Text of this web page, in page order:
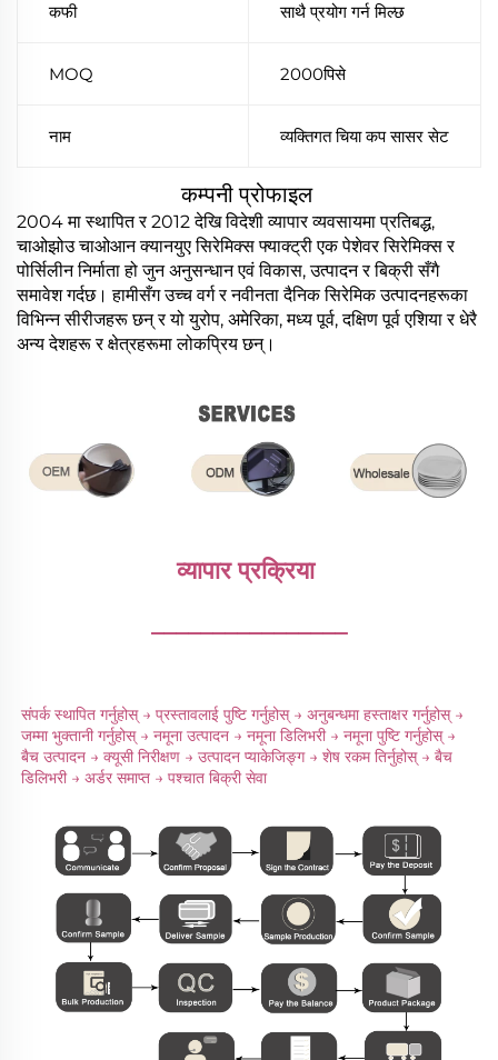
कफी साथै प्रयोग गर्न मिल्छ
MOQ 2000पिसे
नाम व्यक्तिगत चिया कप सासर सेट
कम्पनी प्रोफाइल
2004 मा स्थापित र 2012 देखि विदेशी व्यापार व्यवसायमा प्रतिबद्ध,
चाओझोउ चाओआन क्यानयुए सिरेमिक्स फ्याक्ट्री एक पेशेवर सिरेमिक्स र
पोर्सिलीन निर्माता हो जुन अनुसन्धान एवं विकास, उत्पादन र बिक्री सँगै
समावेश गर्दछ। हामीसँग उच्च वर्ग र नवीनता दैनिक सिरेमिक उत्पादनहरूका
विभिन्न सीरीजहरू छन् र यो युरोप, अमेरिका, मध्य पूर्व, दक्षिण पूर्व एशिया र धेरै
अन्य देशहरू र क्षेत्रहरूमा लोकप्रिय छन्।
व्यापार प्रक्रिया
________________
संपर्क स्थापित गर्नुहोस् → प्रस्तावलाई पुष्टि गर्नुहोस् → अनुबन्धमा हस्ताक्षर गर्नुहोस् →
जम्मा भुक्तानी गर्नुहोस् → नमूना उत्पादन → नमूना डिलिभरी → नमूना पुष्टि गर्नुहोस् →
बैच उत्पादन → क्यूसी निरीक्षण → उत्पादन प्याकेजिङ्ग → शेष रकम तिर्नुहोस् → बैच
डिलिभरी → अर्डर समाप्त → पश्चात बिक्री सेवा